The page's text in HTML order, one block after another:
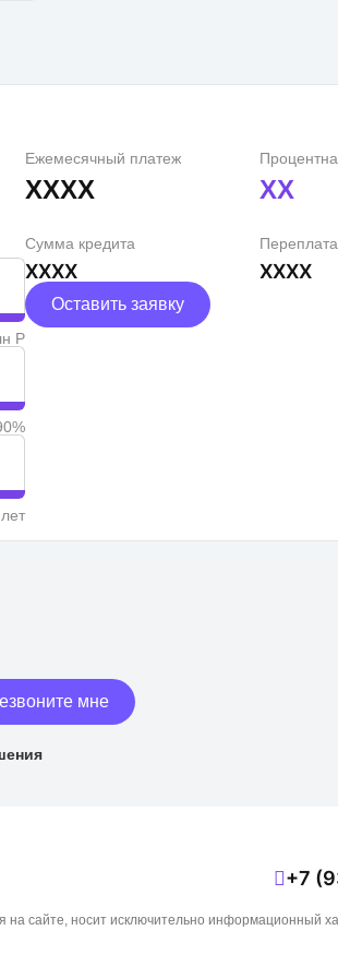
Р
Ежемесячный платеж
XXXX XX
Сумма кредита
XXXX
Переплата
XXXX
Оставить заявку
мне
+7
сайте, носит исключительно информационный